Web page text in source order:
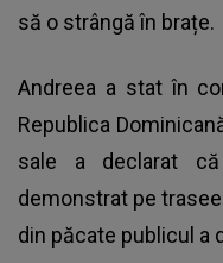
să o strângă în brațe.
Andreea a stat în
Republica
sale a declarat
demonstrat pe
din păcate publicul a